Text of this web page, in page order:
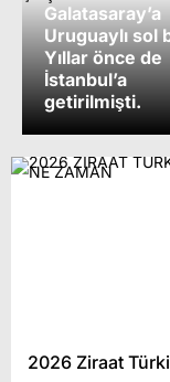
Galatasaray’a
Uruguaylı sol
Yıllar önce de
İstanbul’a
getirilmişti.
2026 Ziraat